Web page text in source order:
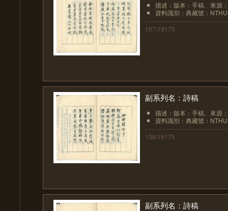
描述：版本：手稿、來源
資料識別：典藏號：
107/19175
副系列名：詩稿
描述：版本：手稿、來源
資料識別：典藏號：
108/19175
副系列名：詩稿